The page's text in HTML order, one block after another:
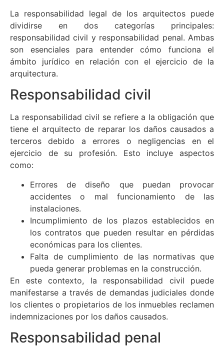
La responsabilidad legal de los arquitectos puede
dividirse en dos categorías principales:
responsabilidad civil y responsabilidad penal. Ambas
son esenciales para entender cómo funciona el
ámbito jurídico en relación con el ejercicio de la
arquitectura.
Responsabilidad civil
La responsabilidad civil se refiere a la obligación que
tiene el arquitecto de reparar los daños causados a
terceros debido a errores o negligencias en el
ejercicio de su profesión. Esto incluye aspectos
como:
Errores de diseño que puedan provocar
accidentes o mal funcionamiento de las
instalaciones.
Incumplimiento de los plazos establecidos en
los contratos que pueden resultar en pérdidas
económicas para los clientes.
Falta de cumplimiento de las normativas que
pueda generar problemas en la construcción.
En este contexto, la responsabilidad civil puede
manifestarse a través de demandas judiciales donde
los clientes o propietarios de los inmuebles reclamen
indemnizaciones por los daños causados.
Responsabilidad penal